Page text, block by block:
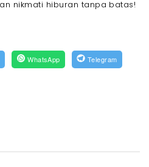
nikmati hiburan tanpa batas!
WhatsApp Telegram